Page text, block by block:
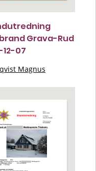
Grava-Rud
12-07
Magnus